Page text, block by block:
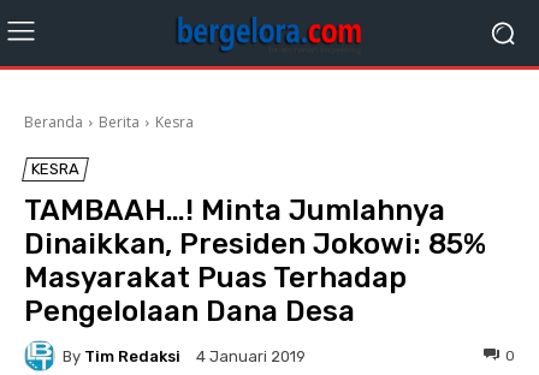
Beranda Berita Kesra
KESRA
TAMBAAH…! Minta Jumlahnya
Dinaikkan, Presiden Jokowi: 85%
Masyarakat Puas Terhadap
Pengelolaan Dana Desa
By Tim Redaksi 4 Januari 2019 0